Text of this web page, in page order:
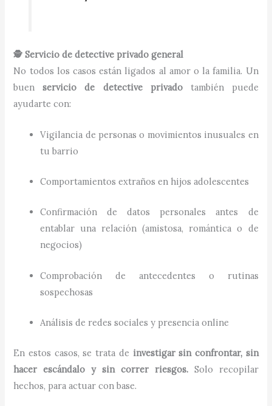
🕵️ Servicio de detective privado general
No todos los casos están ligados al amor o la familia. Un
buenservicio de detective privadotambién puede
ayudarte con:
Vigilancia de personas o movimientos inusuales en
tu barrio
Comportamientos extraños en hijos adolescentes
Confirmación de datos personales antes de
entablar una relación (amistosa, romántica o de
negocios)
Comprobación de antecedentes o rutinas
sospechosas
Análisis de redes sociales y presencia online
En estos casos, se trata de investigar sin confrontar, sin
hacer escándalo y sin correr riesgos.Solo recopilar
hechos, para actuar con base.